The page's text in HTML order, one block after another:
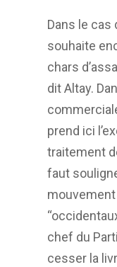
Dans le cas
souhaite
chars
dit Altay.
prend ici
traitement
faut
chef du
cesser la